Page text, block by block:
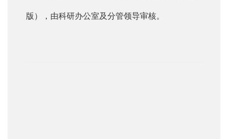
版），由科研办公室及分管领导审核。